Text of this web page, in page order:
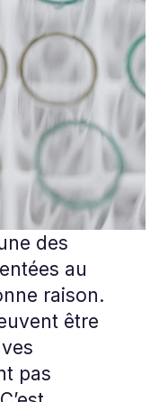
des
au
raison.
être
pas